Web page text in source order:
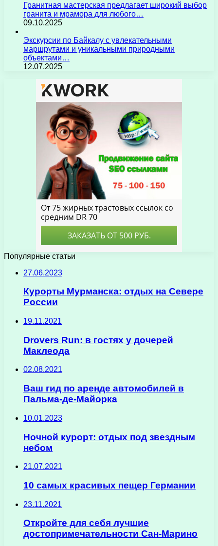
Гранитная мастерская предлагает широкий выбор
гранита и мрамора для любого…
09.10.2025
Экскурсии по Байкалу с увлекательными
маршрутами и уникальными природными
объектами…
12.07.2025
Популярные статьи
27.06.2023
Курорты Мурманска: отдых на Севере
России
19.11.2021
Drovers Run: в гостях у дочерей
Маклеода
02.08.2021
Ваш гид по аренде автомобилей в
Пальма-де-Майорка
10.01.2023
Ночной курорт: отдых под звездным
небом
21.07.2021
10 самых красивых пещер Германии
23.11.2021
Откройте для себя лучшие
достопримечательности Сан-Марино